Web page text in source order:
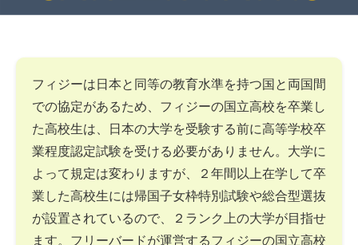
フィジーは日本と同等の教育水準を持つ国と両国間
での協定があるため、フィジーの国立高校を卒業し
た高校生は、日本の大学を受験する前に高等学校卒
業程度認定試験を受ける必要がありません。大学に
よって規定は変わりますが、２年間以上在学して卒
業した高校生には帰国子女枠特別試験や総合型選抜
が設置されているので、２ランク上の大学が目指せ
ます。フリーバードが運営するフィジーの国立高校